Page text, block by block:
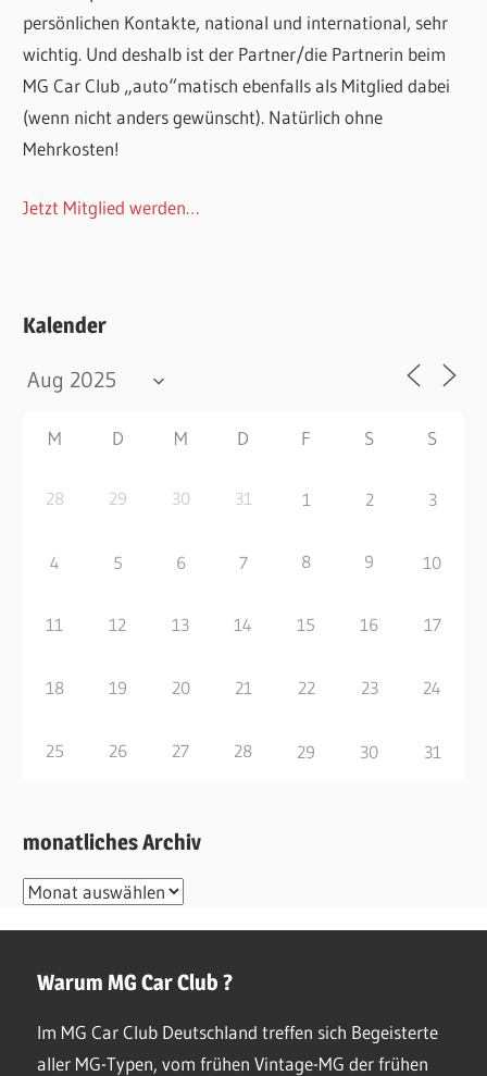
persönlichen Kontakte, national und international, sehr
wichtig. Und deshalb ist der Partner/die Partnerin beim
MG Car Club „auto“matisch ebenfalls als Mitglied dabei
(wenn nicht anders gewünscht). Natürlich ohne
Mehrkosten!
Jetzt Mitglied werden…
Kalender
M D M D F S S
28 29 30 31 1 2 3
4 5 6 7 8 9 10
11 12 13 14 15 16 17
18 19 20 21 22 23 24
25 26 27 28 29 30 31
monatliches Archiv
monatliches
Warum MG Car Club ?
Im MG Car Club Deutschland treffen sich Begeisterte
aller MG-Typen, vom frühen Vintage-MG der frühen